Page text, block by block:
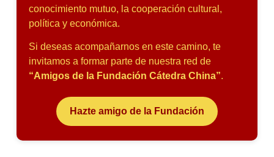
conocimiento mutuo, la cooperación cultural,
política y económica.
Si deseas acompañarnos en este camino, te
invitamos a formar parte de nuestra red de
“Amigos de la Fundación Cátedra China”.
Hazte amigo de la Fundación